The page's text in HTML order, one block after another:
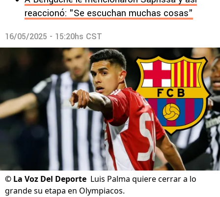
reaccionó: "Se escuchan muchas cosas"
16/05/2025 - 15:20hs CST
© La Voz Del Deporte Luis Palma quiere cerrar a lo
grande su etapa en Olympiacos.